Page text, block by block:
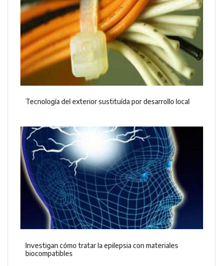
Tecnología del exterior sustituída por desarrollo local
Investigan cómo tratar la epilepsia con materiales
biocompatibles